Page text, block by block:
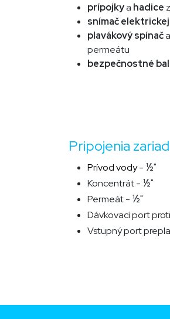
prípojkya hadice
snímač
plavákový spínača
permeátu
bezpečnostné
Pripojenia
Prívod vody - ½"
Koncentrát - ½"
Permeát - ½"
Dávkovací port
Vstupný port